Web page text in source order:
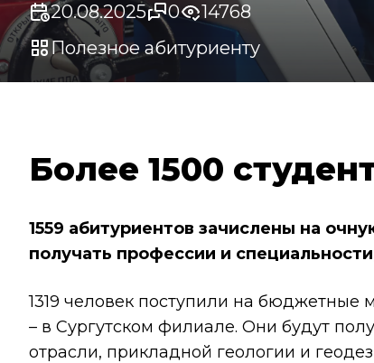
20.08.2025 0
14768
Полезное абитуриенту
Более 1500
1559 абитуриентов зачислены на
получать профессии и
1319 человек поступили на бюджетные
– в Сургутском филиале. Они будут
отрасли, прикладной геологии и